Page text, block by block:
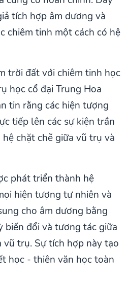
tích hợp âm dương và
chiêm tinh một cách có hệ
trời đất với chiêm tinh học
học cổ đại Trung Hoa
tin rằng các hiện tượng
tiếp lên các sự kiện trần
chặt chẽ giữa vũ trụ và
phát triển thành hệ
hiện tượng tự nhiên và
cho âm dương bằng
biến đổi và tương tác giữa
vũ trụ. Sự tích hợp này tạo
học - thiên văn học toàn